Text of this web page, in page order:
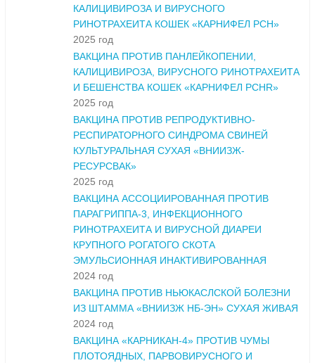
КАЛИЦИВИРОЗА И ВИРУСНОГО
РИНОТРАХЕИТА КОШЕК «КАРНИФЕЛ PCH»
2025 год
ВАКЦИНА ПРОТИВ ПАНЛЕЙКОПЕНИИ,
КАЛИЦИВИРОЗА, ВИРУСНОГО РИНОТРАХЕИТА
И БЕШЕНСТВА КОШЕК «КАРНИФЕЛ PCHR»
2025 год
ВАКЦИНА ПРОТИВ РЕПРОДУКТИВНО-
РЕСПИРАТОРНОГО СИНДРОМА СВИНЕЙ
КУЛЬТУРАЛЬНАЯ СУХАЯ «ВНИИЗЖ-
РЕСУРСВАК»
2025 год
ВАКЦИНА АССОЦИИРОВАННАЯ ПРОТИВ
ПАРАГРИППА-3, ИНФЕКЦИОННОГО
РИНОТРАХЕИТА И ВИРУСНОЙ ДИАРЕИ
КРУПНОГО РОГАТОГО СКОТА
ЭМУЛЬСИОННАЯ ИНАКТИВИРОВАННАЯ
2024 год
ВАКЦИНА ПРОТИВ НЬЮКАСЛСКОЙ БОЛЕЗНИ
ИЗ ШТАММА «ВНИИЗЖ НБ-ЭН» СУХАЯ ЖИВАЯ
2024 год
ВАКЦИНА «КАРНИКАН-4» ПРОТИВ ЧУМЫ
ПЛОТОЯДНЫХ, ПАРВОВИРУСНОГО И